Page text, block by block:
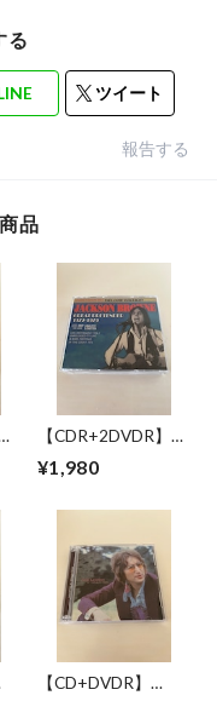
る
ツイート
報告する
品
【CDR+2DVDR】
JACKSON BROWNE
/ GREAT
¥1,980
【CD+DVDR】